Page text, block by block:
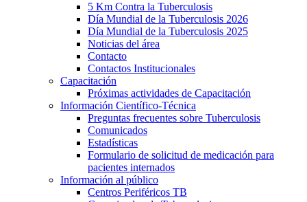
5 Km Contra la Tuberculosis
Día Mundial de la Tuberculosis 2026
Día Mundial de la Tuberculosis 2025
Noticias del área
Contacto
Contactos Institucionales
Capacitación
Próximas actividades de Capacitación
Información Científico-Técnica
Preguntas frecuentes sobre Tuberculosis
Comunicados
Estadísticas
Formulario de solicitud de medicación para
pacientes internados
Información al público
Centros Periféricos TB